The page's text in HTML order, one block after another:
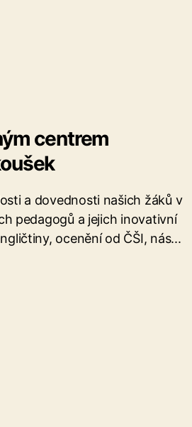
centrem
a dovednosti našich žáků v
pedagogů a jejich inovativní
ocenění od ČŠI, nás...